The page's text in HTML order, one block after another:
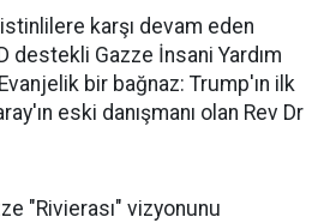
karşı devam eden
destekli Gazze İnsani Yardım
bir bağnaz: Trump'ın ilk
eski danışmanı olan Rev Dr
"Rivierası" vizyonunu